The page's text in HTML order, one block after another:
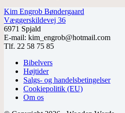
Kim Engrob Bøndergaard
Væggerskildevej 36
6971 Spjald
E-mail: kim_engrob@hotmail.com
Tlf. 22 58 75 85
Bibelvers
Højtider
Salgs- og handelsbetingelser
Cookiepolitik (EU)
Om os